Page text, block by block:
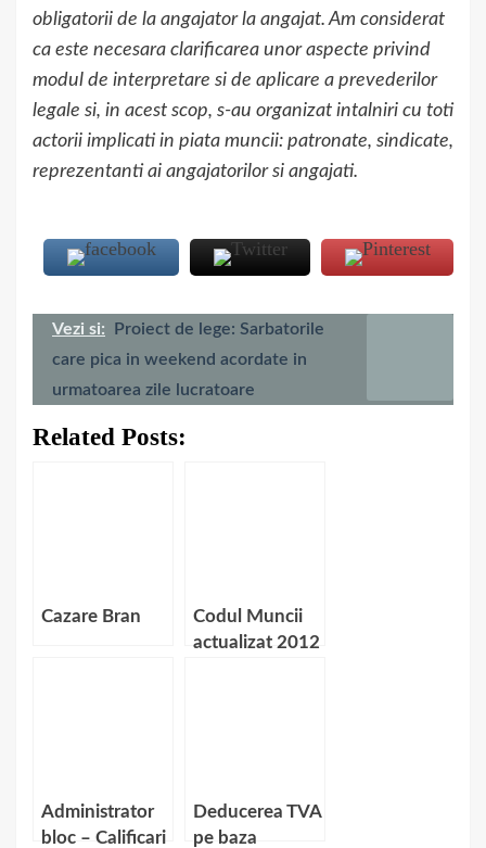
obligatorii de la angajator la angajat. Am considerat
ca este necesara clarificarea unor aspecte privind
modul de interpretare si de aplicare a prevederilor
legale si, in acest scop, s-au organizat intalniri cu toti
actorii implicati in piata muncii: patronate, sindicate,
reprezentanti ai angajatorilor si angajati.
Vezi si:
Proiect de lege: Sarbatorile
care pica in weekend acordate in
urmatoarea zile lucratoare
Related Posts:
Cazare Bran
Codul Muncii
actualizat 2012
Administrator
bloc – Calificari
Deducerea TVA
pe baza